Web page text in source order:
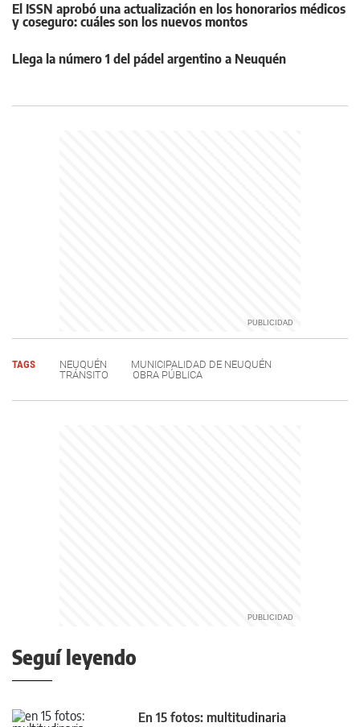
El ISSN aprobó una actualización en los honorarios médicos
y coseguro: cuáles son los nuevos montos
Llega la número 1 del pádel argentino a Neuquén
TAGS NEUQUÉN
MUNICIPALIDAD DE NEUQUÉN
TRÁNSITO
OBRA PÚBLICA
Seguí leyendo
En 15 fotos: multitudinaria